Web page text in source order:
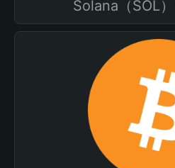
Solana（SOL